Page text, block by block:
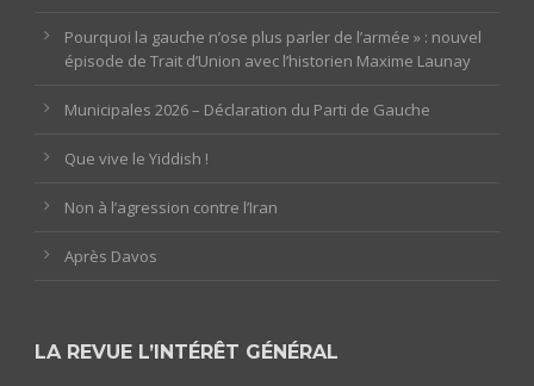
Pourquoi la gauche n’ose plus parler de l’armée » : nouvel
épisode de Trait d’Union avec l’historien Maxime Launay
Municipales 2026 – Déclaration du Parti de Gauche
Que vive le Yiddish !
Non à l’agression contre l’Iran
Après Davos
LA REVUE L’INTÉRÊT GÉNÉRAL